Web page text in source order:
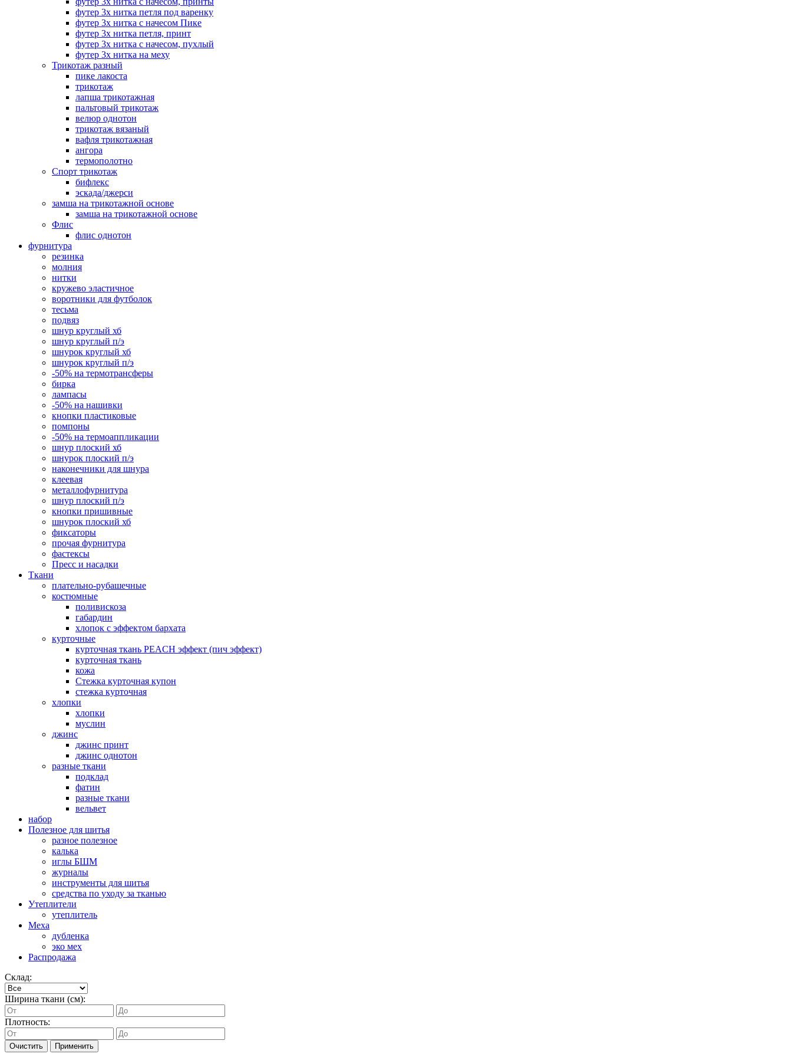
футер 3х нитка петля под варенку
футер 3х нитка с начесом Пике
футер 3х нитка петля, принт
футер 3х нитка с начесом, пухлый
футер 3х нитка на меху
Трикотаж разный
пике лакоста
трикотаж
лапша трикотажная
пальтовый трикотаж
велюр однотон
трикотаж вязаный
вафля трикотажная
ангора
термополотно
Спорт трикотаж
бифлекс
эскада/джерси
замша на трикотажной основе
замша на трикотажной основе
Флис
флис однотон
фурнитура
резинка
молния
нитки
кружево эластичное
воротники для футболок
тесьма
подвяз
шнур круглый хб
шнур круглый п/э
шнурок круглый хб
шнурок круглый п/э
-50% на термотрансферы
бирка
лампасы
-50% на нашивки
кнопки пластиковые
помпоны
-50% на термоаппликации
шнур плоский хб
шнурок плоский п/э
наконечники для шнура
клеевая
металлофурнитура
шнур плоский п/э
кнопки пришивные
шнурок плоский хб
фиксаторы
прочая фурнитура
фастексы
Пресс и насадки
Ткани
плательно-рубашечные
костюмные
поливискоза
габардин
хлопок с эффектом бархата
курточные
курточная ткань PEACH эффект (пич эффект)
курточная ткань
кожа
Стежка курточная купон
стежка курточная
хлопки
хлопки
муслин
джинс
джинс принт
джинс однотон
разные ткани
подклад
фатин
разные ткани
вельвет
набор
Полезное для шитья
разное полезное
калька
иглы БШМ
журналы
инструменты для шитья
средства по уходу за тканью
Утеплители
утеплитель
Меха
дубленка
эко мех
Распродажа
Склад:
Ширина ткани (см):
Плотность:
Очистить Применить